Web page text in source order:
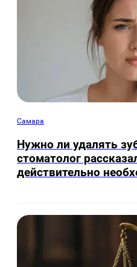
Самара
Нужно ли удалять
стоматолог
действительно